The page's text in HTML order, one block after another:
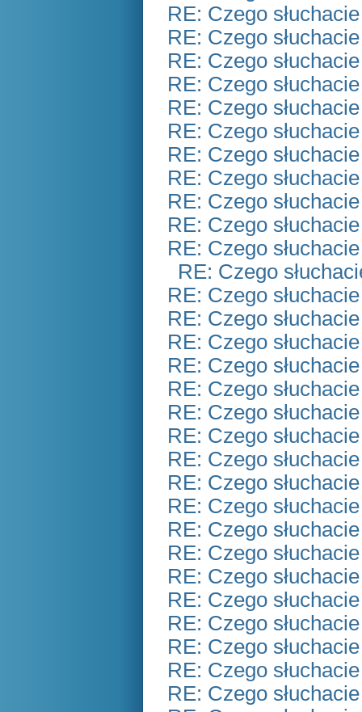
RE: Czego
RE: Czego
RE: Czego
RE: Czego
RE: Czego
RE: Czego
RE: Czego
RE: Czego
RE: Czego
RE: Czego
RE: Czego
RE: Czego
RE: Czego
RE: Czego
RE: Czego
RE: Czego
RE: Czego
RE: Czego
RE: Czego
RE: Czego
RE: Czego
RE: Czego
RE: Czego
RE: Czego
RE: Czego
RE: Czego
RE: Czego
RE: Czego
RE: Czego
RE: Czego